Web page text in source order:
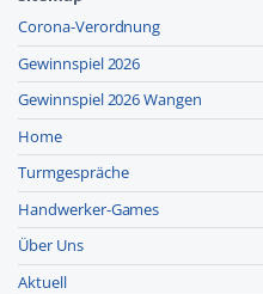
Corona-Verordnung
Gewinnspiel 2026
Gewinnspiel 2026 Wangen
Home
Turmgespräche
Handwerker-Games
Über Uns
Aktuell